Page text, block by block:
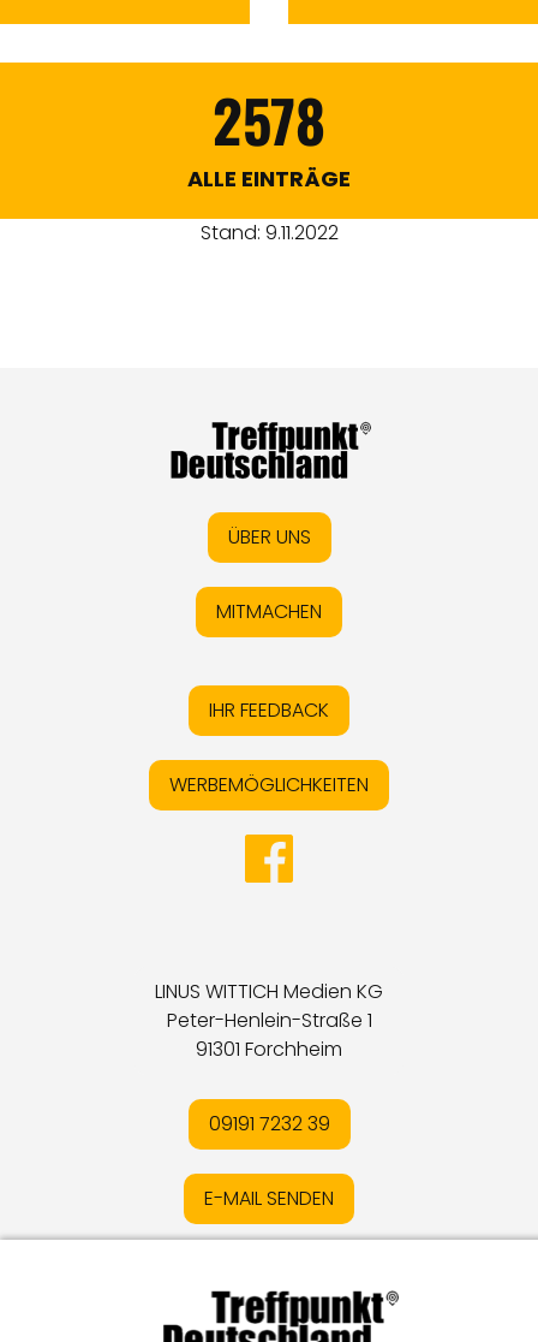
2578
ALLE EINTRÄGE
Stand: 9.11.2022
ÜBER UNS
MITMACHEN
IHR FEEDBACK
WERBEMÖGLICHKEITEN
LINUS WITTICH Medien KG
Peter-Henlein-Straße 1
91301 Forchheim
09191 7232 39
E-MAIL SENDEN
DatenschutzIOnline-Streitschlichtung
MediadatenIKontakt IVertrag widerrufen